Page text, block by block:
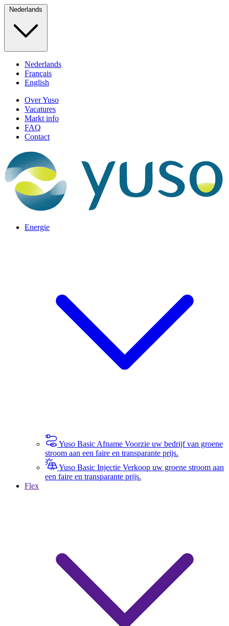
Nederlands
Nederlands
Français
English
Over Yuso
Vacatures
Markt info
FAQ
Contact
Energie
Yuso Basic Afname Voorzie uw bedrijf van groene
stroom aan een faire en transparante prijs.
Yuso Basic Injectie Verkoop uw groene stroom aan
een faire en transparante prijs.
Flex